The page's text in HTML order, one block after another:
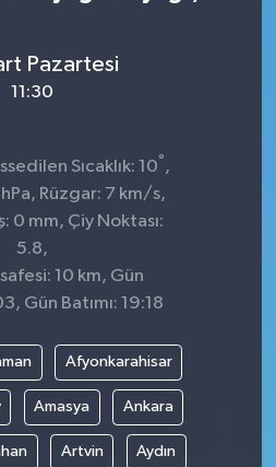
Pazartesi
11:30
Sıcaklık: 10° ,
hPa, Rüzgar: 7 km/s,
0 mm, Çiy Noktası:
5.8,
10 km, Gün
Gün Batımı: 19:18
Afyonkarahisar
Amasya Ankara
Artvin Aydın